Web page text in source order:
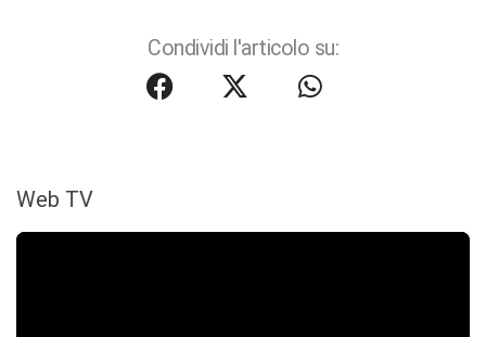
Condividi l'articolo su:
Web TV